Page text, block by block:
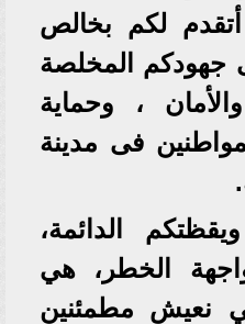
لكم بخالص
جهودكم المخلصة
، وحماية
فى مدينة
الدائمة،
الخطر، هي
نعيش مطمئنين